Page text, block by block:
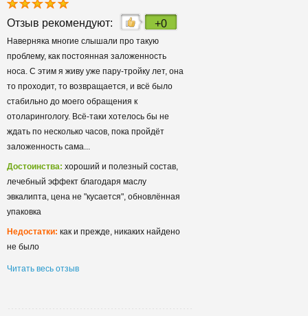
Отзыв рекомендуют: +0
Наверняка многие слышали про такую
проблему, как постоянная заложенность
носа. С этим я живу уже пару-тройку лет, она
то проходит, то возвращается, и всё было
стабильно до моего обращения к
отоларингологу. Всё-таки хотелось бы не
ждать по несколько часов, пока пройдëт
заложенность сама...
Достоинства: хороший и полезный состав,
лечебный эффект благодаря маслу
эвкалипта, цена не "кусается", обновлëнная
упаковка
Недостатки: как и прежде, никаких найдено
не было
Читать весь отзыв